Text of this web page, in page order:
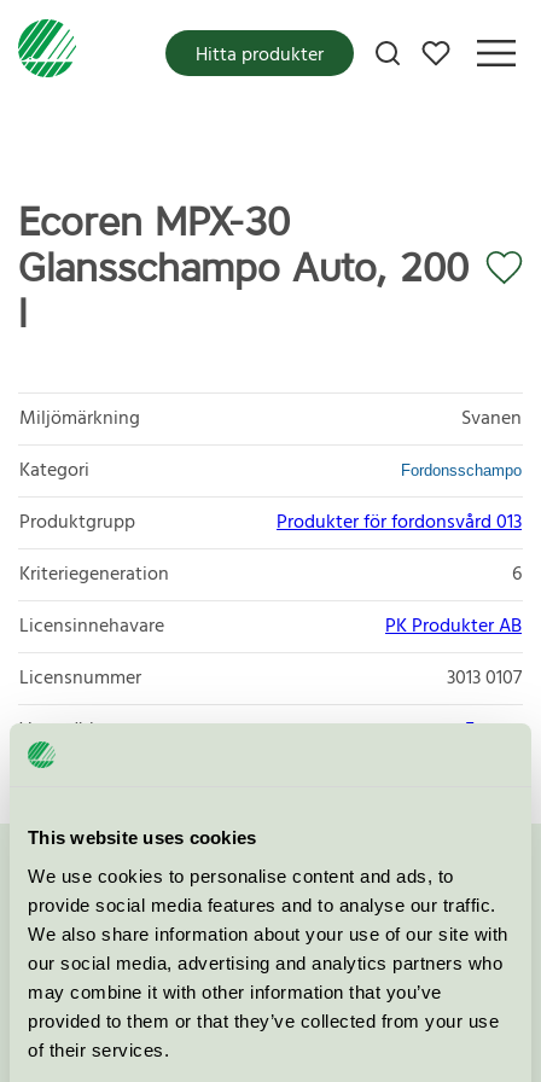
This website uses cookies
We use cookies to personalise content and ads, to
provide social media features and to analyse our traffic.
We also share information about your use of our site with
our social media, advertising and analytics partners who
may combine it with other information that you’ve
provided to them or that they’ve collected from your use
of their services.
Mina favoriter
Hitta produkter
Ecoren MPX-30
Glansschampo Auto, 200
l
Miljömärkning
Svanen
Kategori
Fordonsschampo
Produktgrupp
Produkter för fordonsvård 013
Kriteriegeneration
6
Licensinnehavare
PK Produkter AB
Licensnummer
3013 0107
Varumärke
Ecoren
Kontakta oss på 08-55 55 24 00eller via formuläret:
Fortsätt